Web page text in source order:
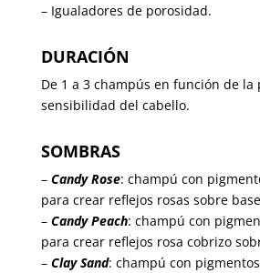
– Igualadores de porosidad.
DURACIÓN
De 1 a 3 champús en función de la
sensibilidad del cabello.
SOMBRAS
– Candy Rose: champú con
para crear reflejos rosas sobre
– Candy Peach: champú con
para crear reflejos rosa cobrizo
– Clay Sand: champú con